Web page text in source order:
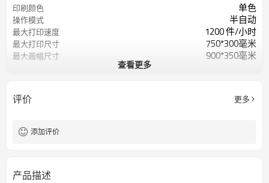
印刷颜色 单色
操作模式 半自动
最大打印速度 1200 件/小时
最大打印尺寸 750*300毫米
最大画幅尺寸 900*350毫米
空气消耗量
应用领域 灭火器
重量
查看更多
评价 更多
添加评价
产品描述